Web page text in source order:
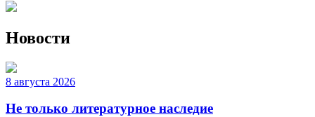
Новости
8 августа 2026
Не только литературное наследие